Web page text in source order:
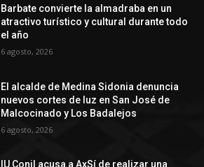
Barbate convierte la almadraba en un
atractivo turístico y cultural durante todo
el año
6 agosto, 2026
El alcalde de Medina Sidonia denuncia
nuevos cortes de luz en San José de
Malcocinado y Los Badalejos
6 agosto, 2026
IU Conil acusa a AxSí de realizar una